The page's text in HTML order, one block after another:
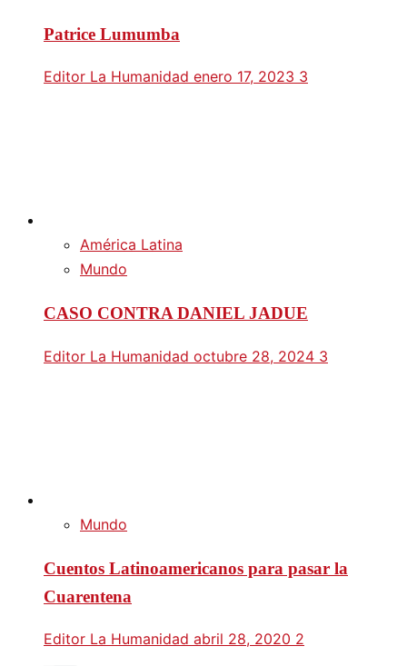
Patrice Lumumba
Editor La Humanidad enero 17, 2023 3
América Latina
Mundo
CASO CONTRA DANIEL JADUE
Editor La Humanidad octubre 28, 2024 3
Mundo
Cuentos Latinoamericanos para pasar la
Cuarentena
Editor La Humanidad abril 28, 2020 2